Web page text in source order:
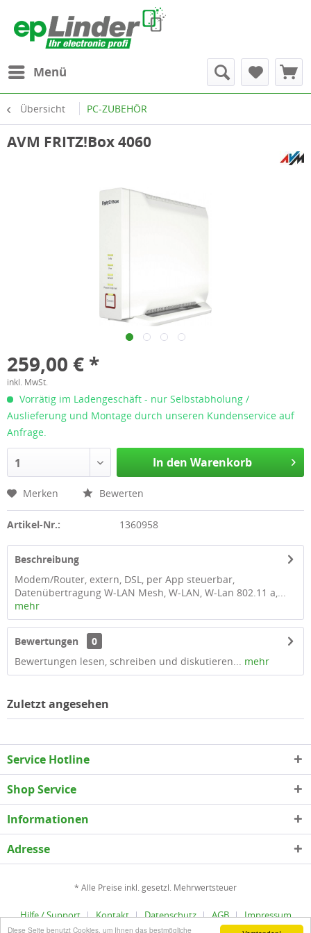
Diese Seite benutzt Cookies, um Ihnen das bestmögliche
Menü
Übersicht PC-ZUBEHÖR
AVM FRITZ!Box 4060
259,00 € *
inkl. MwSt.
Vorrätig im Ladengeschäft - nur Selbstabholung /
Auslieferung und Montage durch unseren Kundenservice auf
Anfrage.
1 In den Warenkorb
Merken Bewerten
Artikel-Nr.: 1360958
Beschreibung
Modem/Router, extern, DSL, per App steuerbar,
Datenübertragung W-LAN Mesh, W-LAN, W-Lan 802.11 a,...
mehr
Bewertungen
0
Bewertungen lesen, schreiben und diskutieren... mehr
Zuletzt angesehen
Service Hotline
Shop Service
Informationen
Adresse
* Alle Preise inkl. gesetzl. Mehrwertsteuer
Hilfe / Support Kontakt Datenschutz AGB
Impressum